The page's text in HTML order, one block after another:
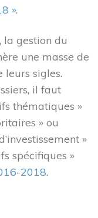
».
la gestion du
une masse de
leurs sigles.
il faut
thématiques »
» ou
»
spécifiques »
2018.